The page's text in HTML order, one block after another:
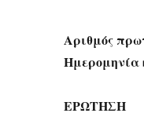
Αριθμός
Ημερομηνία
ΕΡΩΤΗΣΗ